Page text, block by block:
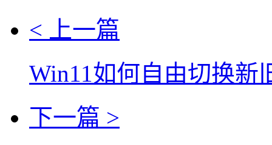
< 上一篇
Win11如何自由切换新
下一篇 >